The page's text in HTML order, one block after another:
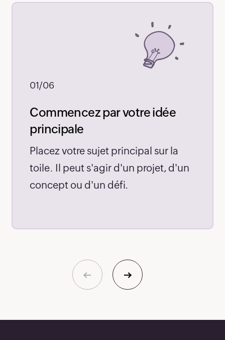
01/06
Commencez par votre idée
principale
Placez votre sujet principal sur la
toile. Il peut s'agir d'un projet, d'un
concept ou d'un défi.
77
78
79
80
81
82
83
84
85
86
87